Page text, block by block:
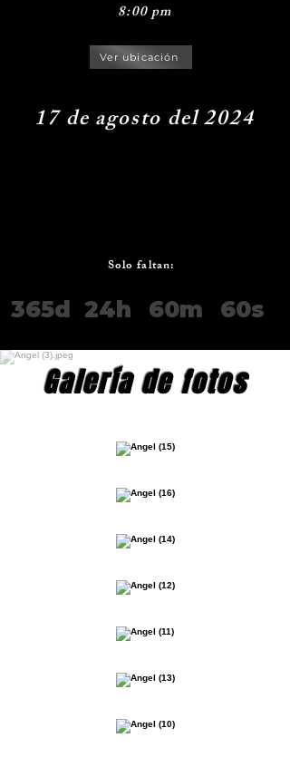
8:00 pm
Ver ubicación
17 de agosto del 2024
Solo faltan:
365d 24h 60m 60s
Galería de fotos